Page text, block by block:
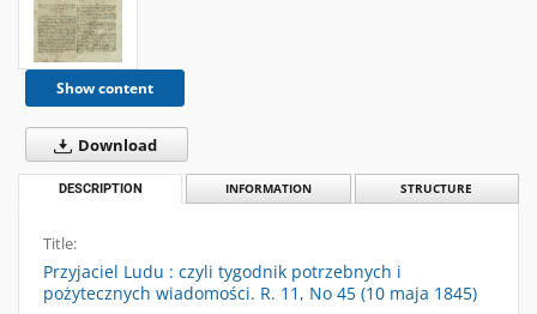
Show content
Download
DESCRIPTION INFORMATION STRUCTURE
Title:
Przyjaciel Ludu : czyli tygodnik potrzebnych i
pożytecznych wiadomości. R. 11, No 45 (10 maja 1845)